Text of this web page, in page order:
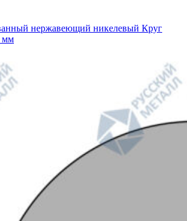
нержавеющий никелевый Круг
мм